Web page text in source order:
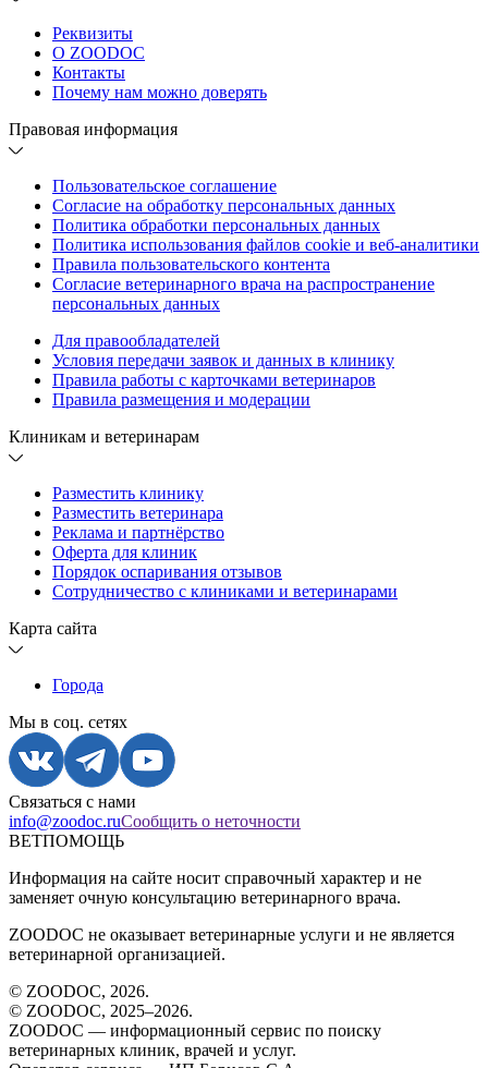
Реквизиты
О ZOODOC
Контакты
Почему нам можно доверять
Правовая информация
Пользовательское соглашение
Согласие на обработку персональных данных
Политика обработки персональных данных
Политика использования файлов cookie и веб-аналитики
Правила пользовательского контента
Согласие ветеринарного врача на распространение
персональных данных
Для правообладателей
Условия передачи заявок и данных в клинику
Правила работы с карточками ветеринаров
Правила размещения и модерации
Клиникам и ветеринарам
Разместить клинику
Разместить ветеринара
Реклама и партнёрство
Оферта для клиник
Порядок оспаривания отзывов
Сотрудничество с клиниками и ветеринарами
Карта сайта
Города
Мы в соц. сетях
Связаться с нами
info@zoodoc.ruСообщить о неточности
ВЕТПОМОЩЬ
Информация на сайте носит справочный характер и не
заменяет очную консультацию ветеринарного врача.
ZOODOC не оказывает ветеринарные услуги и не является
ветеринарной организацией.
© ZOODOC, 2026.
© ZOODOC, 2025–2026.
ZOODOC — информационный сервис по поиску
ветеринарных клиник, врачей и услуг.